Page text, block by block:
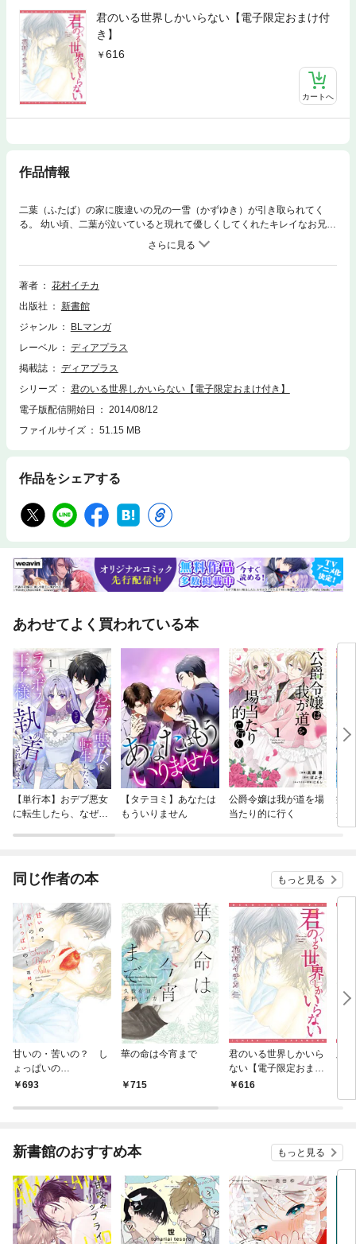
君のいる世界しかいらない【電子限定おまけ付
き】
616
カートへ
作品情報
二葉（ふたば）の家に腹違いの兄の一雪（かずゆき）が引き取られてく
る。 幼い頃、二葉が泣いていると現れて優しくしてくれたキレイなお兄さ
んと兄弟だとわかって喜ぶ二葉に対し、再会した一雪はそっけない。 すれ
違いが続いたある日、二葉は一雪が女の子とセックスしている場面を見て
しまう。 動揺と共に恋を自覚した二葉に一雪が告げた言葉とは……？ 甘
くてイタイ、イチカワールド！！【電子版限定おまけ付き】電子版描き下
著者
花村イチカ
出版社
新書館
ジャンル
BLマンガ
レーベル
ディアプラス
掲載誌
ディアプラス
シリーズ
君のいる世界しかいらない【電子限定おまけ付き】
電子版配信開始日
2014/08/12
ファイルサイズ
51.15 MB
作品をシェアする
あわせてよく買われている本
【単行本】おデブ悪女
に転生したら、なぜか
【タテヨミ】あなたは
もういりません
公爵令嬢は我が道を場
当たり的に行く
病
が
ぎ
同じ作者の本 もっと見る
甘いの・苦いの？ し
ょっぱいの…
693
華の命は今宵まで
715
君のいる世界しかいら
ない【電子限定おまけ
付き】
616
新書館のおすすめ本 もっと見る